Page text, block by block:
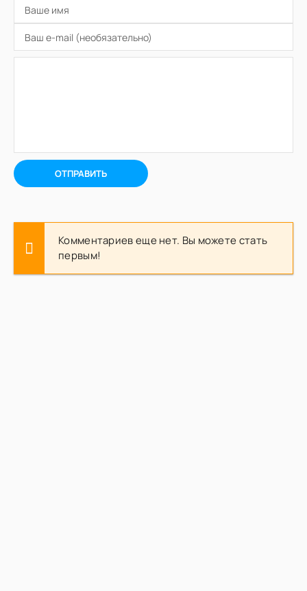
ОТПРАВИТЬ
Комментариев еще нет. Вы можете стать
первым!